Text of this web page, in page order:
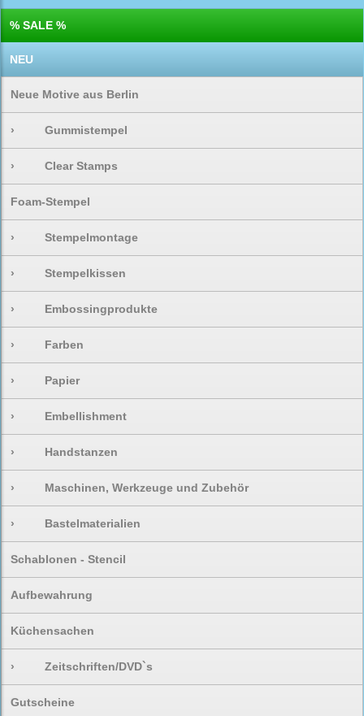
% SALE %
NEU
Neue Motive aus Berlin
› Gummistempel
› Clear Stamps
Foam-Stempel
› Stempelmontage
› Stempelkissen
› Embossingprodukte
› Farben
› Papier
› Embellishment
› Handstanzen
› Maschinen, Werkzeuge und Zubehör
› Bastelmaterialien
Schablonen - Stencil
Aufbewahrung
Küchensachen
› Zeitschriften/DVD`s
Gutscheine